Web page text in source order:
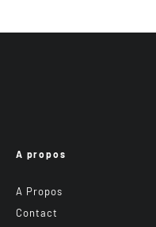
A propos
A Propos
Contact